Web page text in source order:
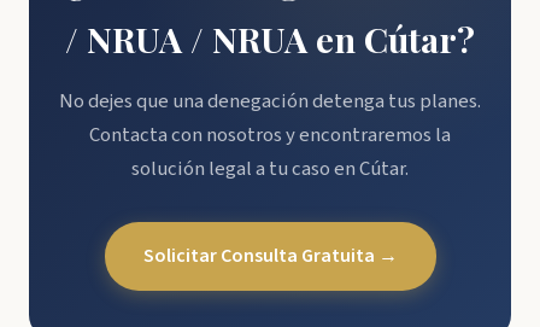
/ NRUA / NRUA en Cútar?
No dejes que una denegación detenga tus planes.
Contacta con nosotros y encontraremos la
solución legal a tu caso en Cútar.
Solicitar Consulta Gratuita →